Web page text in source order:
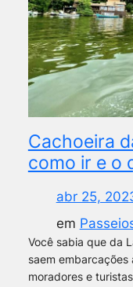
Cachoeira
como ir e o
abr 25,
em
Você sabia que da
saem
moradores e